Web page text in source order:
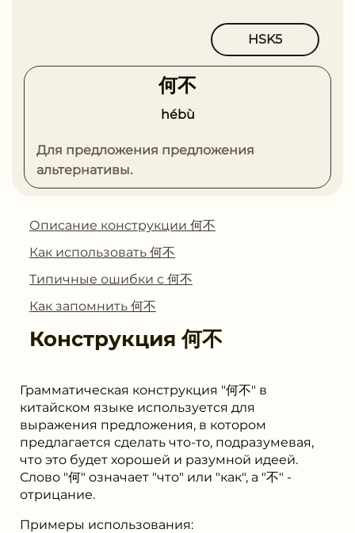
HSK5
何不
hébù
Для предложения предложения
альтернативы.
Описание конструкции 何不
Как использовать 何不
Типичные ошибки с 何不
Как запомнить 何不
Конструкция何不
Грамматическая конструкция "何不" в
китайском языке используется для
выражения предложения, в котором
предлагается сделать что-то, подразумевая,
что это будет хорошей и разумной идеей.
Слово "何" означает "что" или "как", а "不" -
отрицание.
Примеры использования: